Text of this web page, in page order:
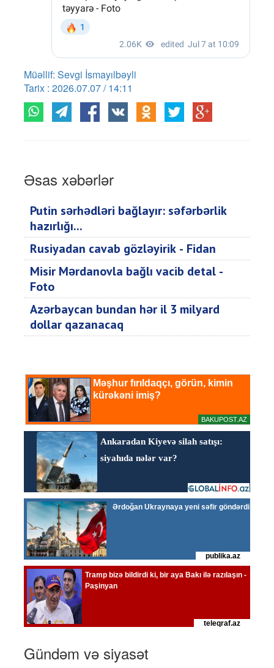
Müəllif: Sevgi İsmayılbəyli
Tarix : 2026.07.07 / 14:11
Əsas xəbərlər
Putin sərhədləri bağlayır: səfərbərlik
hazırlığı...
Rusiyadan cavab gözləyirik - Fidan
Misir Mərdanovla bağlı vacib detal -
Foto
Azərbaycan bundan hər il 3 milyard
dollar qazanacaq
Gündəm və siyasət